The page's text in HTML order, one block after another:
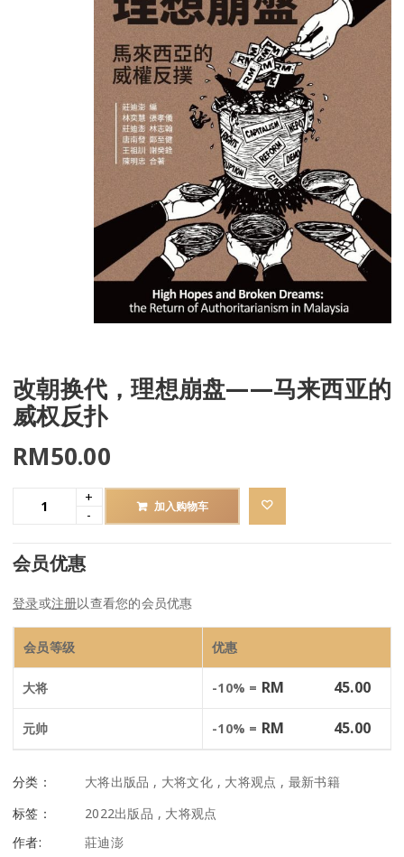
改朝换代，理想崩盘——马来西亚的
威权反扑
RM50.00
加入购物车
会员优惠
登录或注册以查看您的会员优惠
会员等级 优惠
大将 -10% = RM 45.00
元帅 -10% = RM 45.00
分类： 大将出版品 , 大将文化 , 大将观点 , 最新书籍
标签：
2022出版品 , 大将观点
作者:
莊迪澎